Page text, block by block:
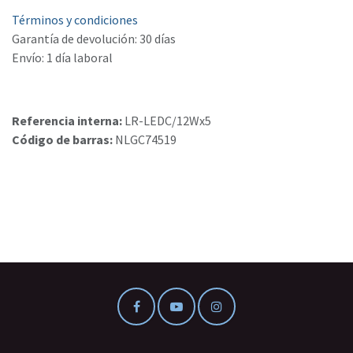
Términos y condiciones
Garantía de devolución: 30 días
Envío: 1 día laboral
Referencia interna: LR-LEDC/12Wx5
Código de barras: NLGC74519